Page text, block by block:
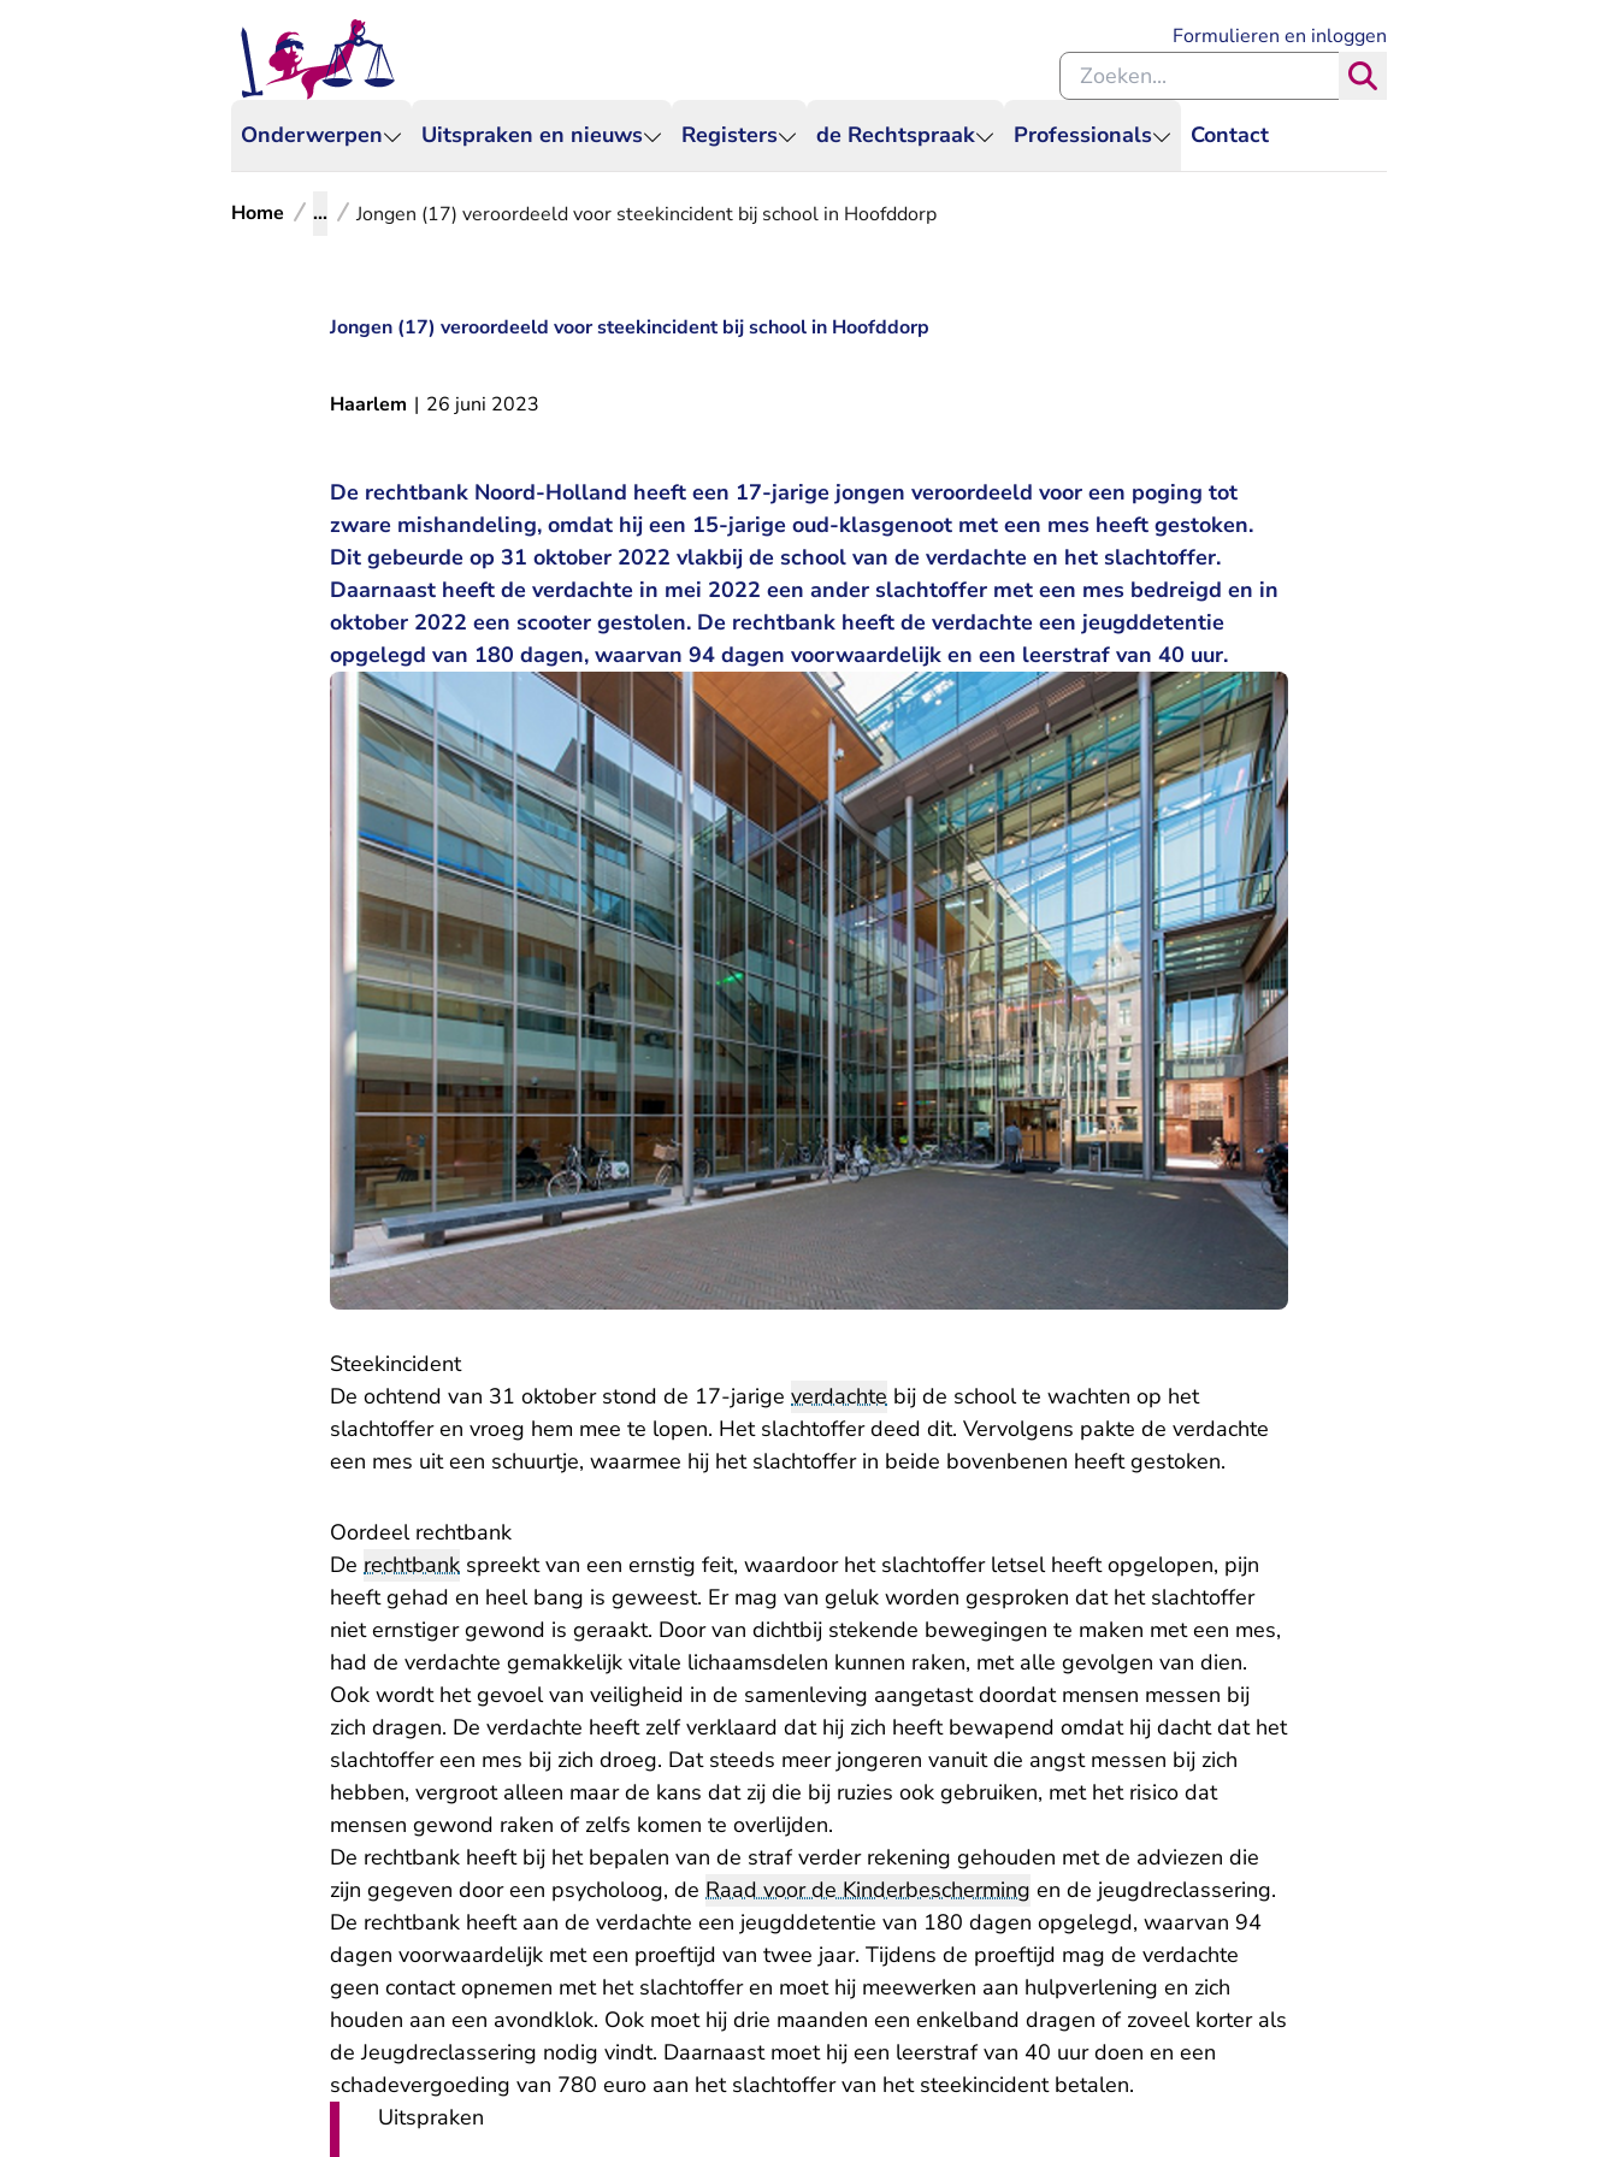
Onderwerpen Uitspraken en nieuws Registers de Rechtspraak Professionals Contact
Formulieren en inloggen
Zoeken binnen de Rechtspraak
Home ... Jongen (17) veroordeeld voor steekincident bij school in Hoofddorp
Jongen (17) veroordeeld voor steekincident bij school in Hoofddorp
Haarlem | 26 juni 2023
De rechtbank Noord-Holland heeft een 17-jarige jongen veroordeeld voor een poging tot
zware mishandeling, omdat hij een 15-jarige oud-klasgenoot met een mes heeft gestoken.
Dit gebeurde op 31 oktober 2022 vlakbij de school van de verdachte en het slachtoffer.
Daarnaast heeft de verdachte in mei 2022 een ander slachtoffer met een mes bedreigd en in
oktober 2022 een scooter gestolen. De rechtbank heeft de verdachte een jeugddetentie
opgelegd van 180 dagen, waarvan 94 dagen voorwaardelijk en een leerstraf van 40 uur.
Steekincident
De ochtend van 31 oktober stond de 17-jarige verdachte bij de school te wachten op het
slachtoffer en vroeg hem mee te lopen. Het slachtoffer deed dit. Vervolgens pakte de verdachte
een mes uit een schuurtje, waarmee hij het slachtoffer in beide bovenbenen heeft gestoken.
Oordeel rechtbank
De rechtbank spreekt van een ernstig feit, waardoor het slachtoffer letsel heeft opgelopen, pijn
heeft gehad en heel bang is geweest. Er mag van geluk worden gesproken dat het slachtoffer
niet ernstiger gewond is geraakt. Door van dichtbij stekende bewegingen te maken met een mes,
had de verdachte gemakkelijk vitale lichaamsdelen kunnen raken, met alle gevolgen van dien.
Ook wordt het gevoel van veiligheid in de samenleving aangetast doordat mensen messen bij
zich dragen. De verdachte heeft zelf verklaard dat hij zich heeft bewapend omdat hij dacht dat het
slachtoffer een mes bij zich droeg. Dat steeds meer jongeren vanuit die angst messen bij zich
hebben, vergroot alleen maar de kans dat zij die bij ruzies ook gebruiken, met het risico dat
mensen gewond raken of zelfs komen te overlijden.
De rechtbank heeft bij het bepalen van de straf verder rekening gehouden met de adviezen die
zijn gegeven door een psycholoog, de Raad voor de Kinderbescherming en de jeugdreclassering.
De rechtbank heeft aan de verdachte een jeugddetentie van 180 dagen opgelegd, waarvan 94
dagen voorwaardelijk met een proeftijd van twee jaar. Tijdens de proeftijd mag de verdachte
geen contact opnemen met het slachtoffer en moet hij meewerken aan hulpverlening en zich
houden aan een avondklok. Ook moet hij drie maanden een enkelband dragen of zoveel korter als
de Jeugdreclassering nodig vindt. Daarnaast moet hij een leerstraf van 40 uur doen en een
schadevergoeding van 780 euro aan het slachtoffer van het steekincident betalen.
Uitspraken